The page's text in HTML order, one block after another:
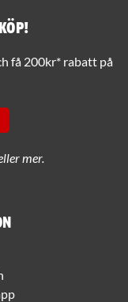
få 200kr* rabatt på
mer.